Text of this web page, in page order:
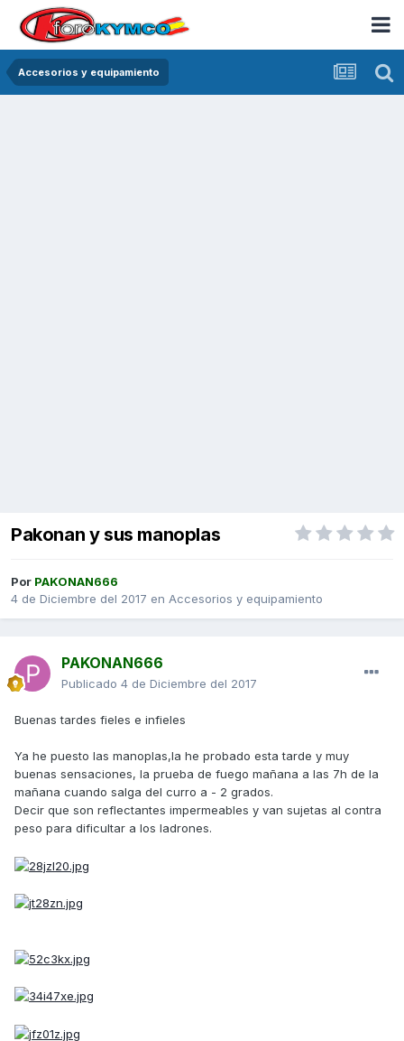
Accesorios y equipamiento
Pakonan y sus manoplas
Por PAKONAN666
4 de Diciembre del 2017 en Accesorios y equipamiento
PAKONAN666
Publicado 4 de Diciembre del 2017
Buenas tardes fieles e infieles
Ya he puesto las manoplas,la he probado esta tarde y muy
buenas sensaciones, la prueba de fuego mañana a las 7h de la
mañana cuando salga del curro a - 2 grados.
Decir que son reflectantes impermeables y van sujetas al contra
peso para dificultar a los ladrones.